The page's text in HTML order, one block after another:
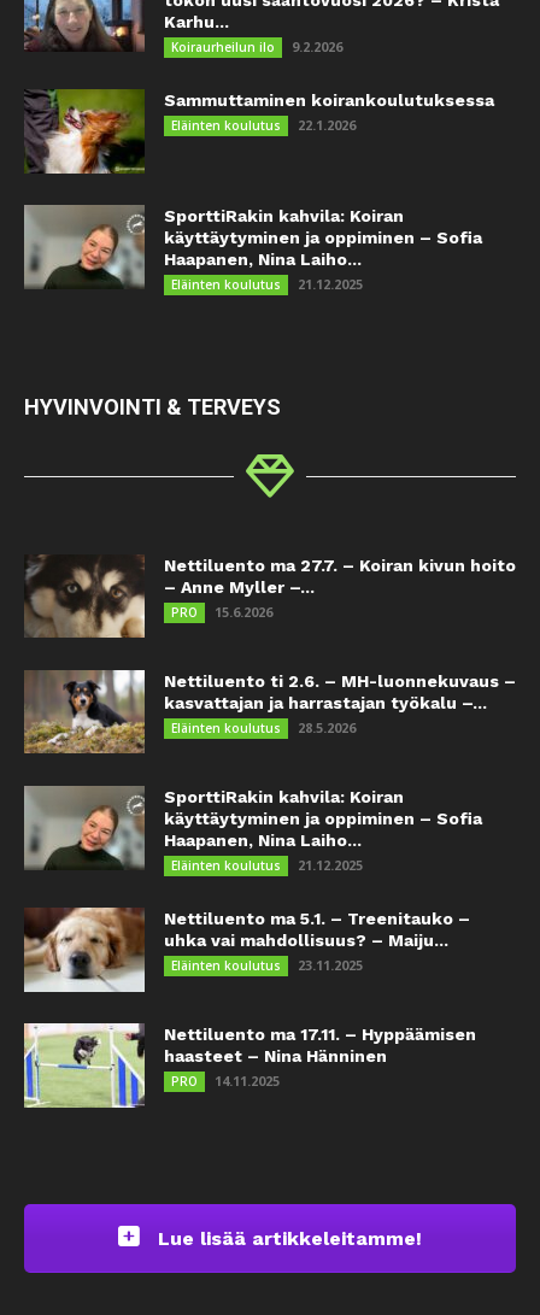
Karhu...
Koiraurheilun ilo 9.2.2026
Sammuttaminen koirankoulutuksessa
Eläinten koulutus 22.1.2026
SporttiRakin kahvila: Koiran
käyttäytyminen ja oppiminen – Sofia
Haapanen, Nina Laiho...
Eläinten koulutus 21.12.2025
HYVINVOINTI & TERVEYS
Nettiluento ma 27.7. – Koiran kivun hoito
– Anne Myller –...
PRO 15.6.2026
Nettiluento ti 2.6. – MH-luonnekuvaus –
kasvattajan ja harrastajan työkalu –...
Eläinten koulutus 28.5.2026
SporttiRakin kahvila: Koiran
käyttäytyminen ja oppiminen – Sofia
Haapanen, Nina Laiho...
Eläinten koulutus 21.12.2025
Nettiluento ma 5.1. – Treenitauko –
uhka vai mahdollisuus? – Maiju...
Eläinten koulutus 23.11.2025
Nettiluento ma 17.11. – Hyppäämisen
haasteet – Nina Hänninen
PRO 14.11.2025
Lue lisää artikkeleitamme!